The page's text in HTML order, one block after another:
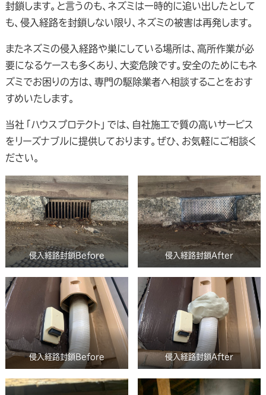
封鎖します。と言うのも、ネズミは一時的に追い出したとして
も、侵入経路を封鎖しない限り、ネズミの被害は再発します。
またネズミの侵入経路や巣にしている場所は、高所作業が必
要になるケースも多くあり、大変危険です。安全のためにもネ
ズミでお困りの方は、専門の駆除業者へ相談することをおす
すめいたします。
当社「ハウスプロテクト」では、自社施工で質の高いサービス
をリーズナブルに提供しております。ぜひ、お気軽にご相談く
ださい。
侵入経路封鎖Before 侵入経路封鎖After
侵入経路封鎖Before 侵入経路封鎖After